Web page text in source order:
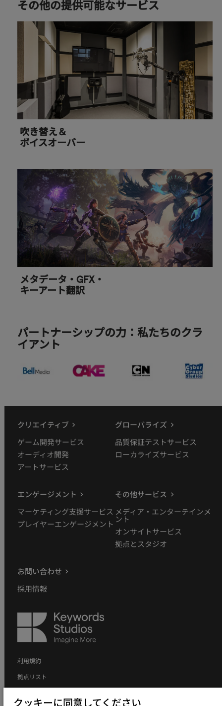
その他の提供可能なサービス
吹き替え＆
ボイスオーバー
メタデータ・GFX・
キーアート翻訳
パートナーシップの力：私たちのクラ
イアント
クリエイティブ
ゲーム開発サービス
オーディオ開発
アートサービス
グローバライズ
品質保証テストサービス
ローカライズサービス
エンゲージメント
マーケティング支援サービス
プレイヤーエンゲージメント
その他サービス
メディア・エンターテインメ
ント
オンサイトサービス
拠点とスタジオ
お問い合わせ
採用情報
Keywords
Studios
利用規約
拠点リスト
クッキーに同意してください